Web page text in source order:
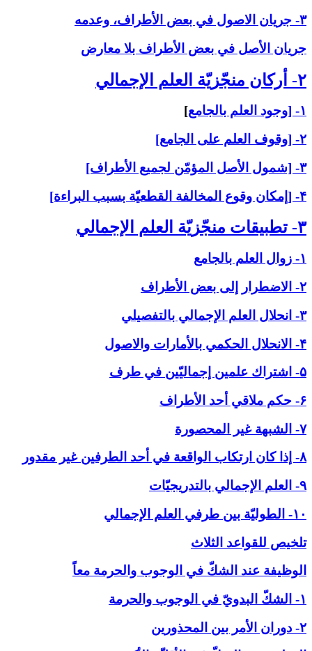
۳- جريان الاصول في بعض الأطراف، وعدمه
جريان الأصل في بعض الأطراف بلا معارض
۲- أركان منجّزيّة العلم الإجمالي‏
۱- [وجود العلم بالجامع
]
۲- [وقوف العلم على الجامع]
۳- [شمول الأصل المؤمّن لجميع الأطراف]
۴- [إمكان وقوع المخالفة القطعيّة بسبب البراءة]
۳- تطبيقات منجّزيّة العلم الإجمالي‏
۱- زوال العلم بالجامع
۲- الاضطرار إلى بعض الأطراف
۳- انحلال العلم الإجمالي بالتفصيلي
۴- الانحلال الحكمي بالأمارات والاصول
۵- اشتراك علمين إجماليّين في طرف
۶- حكم ملاقي أحد الأطراف
۷- الشبهة غير المحصورة
۸- إذا كان ارتكاب الواقعة في أحد الطرفين غير مقدور
۹- العلم الإجمالي بالتدريجيّات
۱۰- الطوليّة بين طرفي العلم الإجمالي
تلخيص للقواعد الثلاث
الوظيفة عند الشكّ في ‏الوجوب والحرمة معاً
۱- الشكّ البدويّ في الوجوب والحرمة
۲- دوران الأمر بين المحذورين